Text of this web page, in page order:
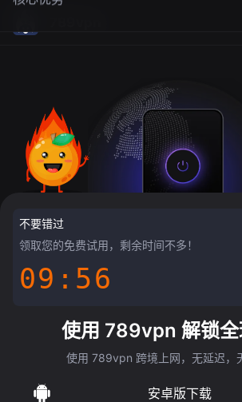
不要错过
领取您的免费试用，剩余时间不多！
09:55
使用 789vpn 解锁
使用 789vpn 跨境上网，无延迟，
安卓版下载